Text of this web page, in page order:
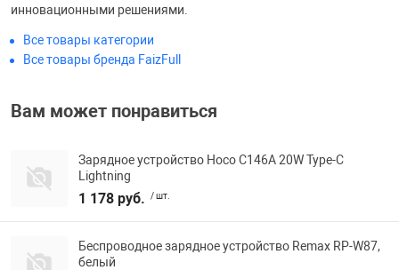
инновационными решениями.
Все товары категории
Все товары бренда FaizFull
Вам может понравиться
Зарядное устройство Hoco C146A 20W Type-C
Lightning
1 178 руб. / шт.
Беспроводное зарядное устройство Remax RP-W87,
белый